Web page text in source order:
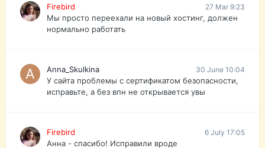
Firebird 27 Mar 9:23
Мы просто переехали на новый хостинг, должен
нормально работать
Anna_Skulkina 30 June 10:04
У сайта проблемы с сертификатом безопасности,
исправьте, а без впн не открывается увы
Firebird 6 July 17:05
Анна - спасибо! Исправили вроде